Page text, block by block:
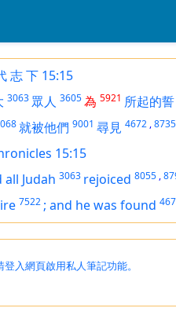
志 下 15:15
3063 眾人 3605為 5921 所起的誓
就被他們 9001 尋見 4672 ,8735
15:15
all Judah 3063 rejoiced 8055 ,
7522 ; and he was found
登入網頁啟用私人筆記功能。